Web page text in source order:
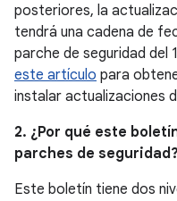
posteriores, la
tendrá una cadena de
parche de seguridad del
este artículo para
instalar actualizaciones
2. ¿Por qué este
parches de seguridad?
Este boletín tiene dos